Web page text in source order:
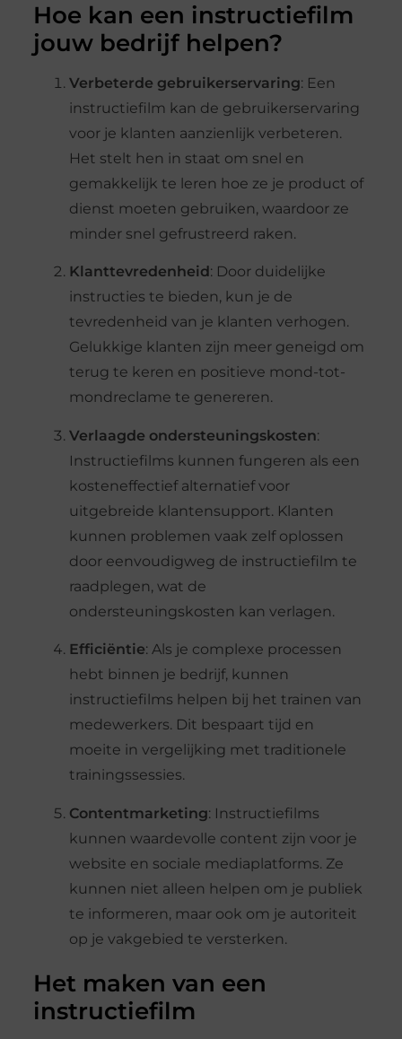
Hoe kan een instructiefilm
jouw bedrijf helpen?
Verbeterde gebruikerservaring: Een
instructiefilm kan de gebruikerservaring
voor je klanten aanzienlijk verbeteren.
Het stelt hen in staat om snel en
gemakkelijk te leren hoe ze je product of
dienst moeten gebruiken, waardoor ze
minder snel gefrustreerd raken.
Klanttevredenheid : Door duidelijke
instructies te bieden, kun je de
tevredenheid van je klanten verhogen.
Gelukkige klanten zijn meer geneigd om
terug te keren en positieve mond-tot-
mondreclame te genereren.
Verlaagde ondersteuningskosten:
Instructiefilms kunnen fungeren als een
kosteneffectief alternatief voor
uitgebreide klantensupport. Klanten
kunnen problemen vaak zelf oplossen
door eenvoudigweg de instructiefilm te
raadplegen, wat de
ondersteuningskosten kan verlagen.
Efficiëntie: Als je complexe processen
hebt binnen je bedrijf, kunnen
instructiefilms helpen bij het trainen van
medewerkers. Dit bespaart tijd en
moeite in vergelijking met traditionele
trainingssessies.
Contentmarketing: Instructiefilms
kunnen waardevolle content zijn voor je
website en sociale mediaplatforms. Ze
kunnen niet alleen helpen om je publiek
te informeren, maar ook om je autoriteit
op je vakgebied te versterken.
Het maken van een
instructiefilm